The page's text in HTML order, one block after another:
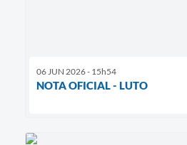
06 JUN 2026 - 15h54
NOTA OFICIAL - LUTO